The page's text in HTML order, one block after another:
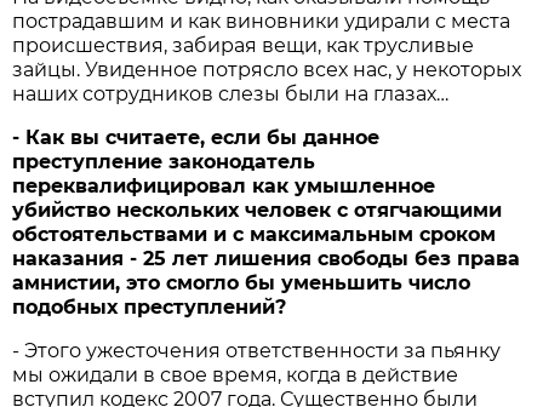
пострадавшим и как виновники удирали с места
происшествия, забирая вещи, как трусливые
зайцы. Увиденное потрясло всех нас, у некоторых
наших сотрудников слезы были на глазах…
- Как вы считаете, если бы данное
преступление законодатель
переквалифицировал как умышленное
убийство нескольких человек с отягчающими
обстоятельствами и с максимальным сроком
наказания - 25 лет лишения свободы без права
амнистии, это смогло бы уменьшить число
подобных преступлений?
- Этого ужесточения ответственности за пьянку
мы ожидали в свое время, когда в действие
вступил кодекс 2007 года. Существенно были